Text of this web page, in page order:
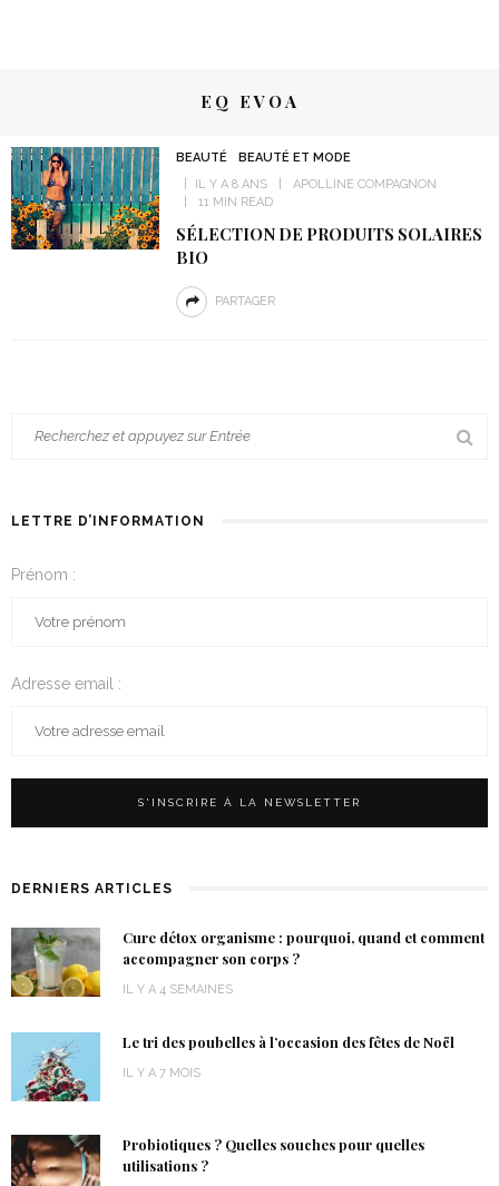
EQ EVOA
BEAUTÉ
BEAUTÉ ET MODE
IL Y A 8 ANS
APOLLINE COMPAGNON
11 MIN READ
SÉLECTION DE PRODUITS SOLAIRES
BIO
PARTAGER
LETTRE D’INFORMATION
Prénom :
Adresse email :
DERNIERS ARTICLES
Cure détox organisme : pourquoi, quand et comment
accompagner son corps ?
IL Y A 4 SEMAINES
Le tri des poubelles à l’occasion des fêtes de Noël
IL Y A 7 MOIS
Probiotiques ? Quelles souches pour quelles
utilisations ?